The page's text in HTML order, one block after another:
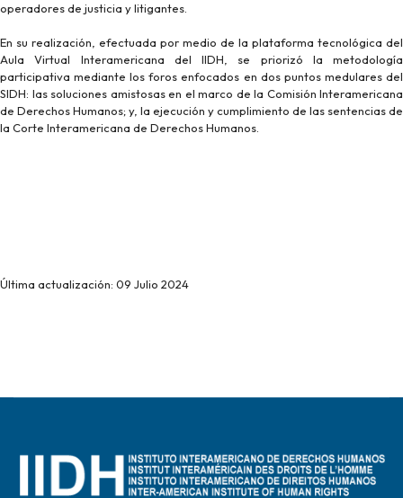
operadores de justicia y litigantes.
En su realización, efectuada por medio de la plataforma tecnológica del
Aula Virtual Interamericana del IIDH, se priorizó la metodología
participativa mediante los foros enfocados en dos puntos medulares del
SIDH: las soluciones amistosas en el marco de la Comisión Interamericana
de Derechos Humanos; y, la ejecución y cumplimiento de las sentencias de
la Corte Interamericana de Derechos Humanos.
Última actualización: 09 Julio 2024